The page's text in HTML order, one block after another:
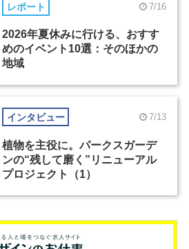
レポート 7/16
2026年夏休みに行ける、おすす
めのイベント10選：そのほかの
地域
インタビュー 7/13
植物を主役に。パークスガーデ
ンの“残して磨く”リニューアル
プロジェクト（1）